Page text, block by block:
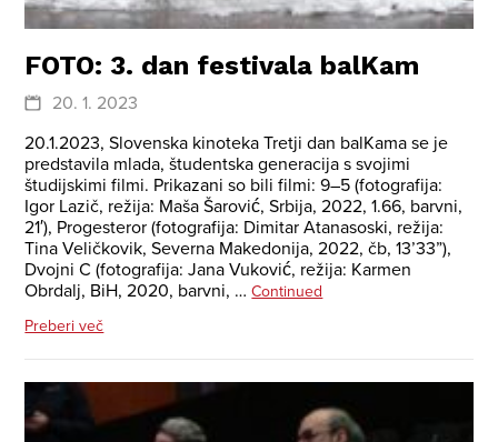
FOTO: 3. dan festivala balKam
20. 1. 2023
20.1.2023, Slovenska kinoteka Tretji dan balKama se je
predstavila mlada, študentska generacija s svojimi
študijskimi filmi. Prikazani so bili filmi: 9–5 (fotografija:
Igor Lazič, režija: Maša Šarović, Srbija, 2022, 1.66, barvni,
21′), Progesteror (fotografija: Dimitar Atanasoski, režija:
Tina Veličkovik, Severna Makedonija, 2022, čb, 13’33”),
Dvojni C (fotografija: Jana Vuković, režija: Karmen
Obrdalj, BiH, 2020, barvni, …Continued
Preberi več